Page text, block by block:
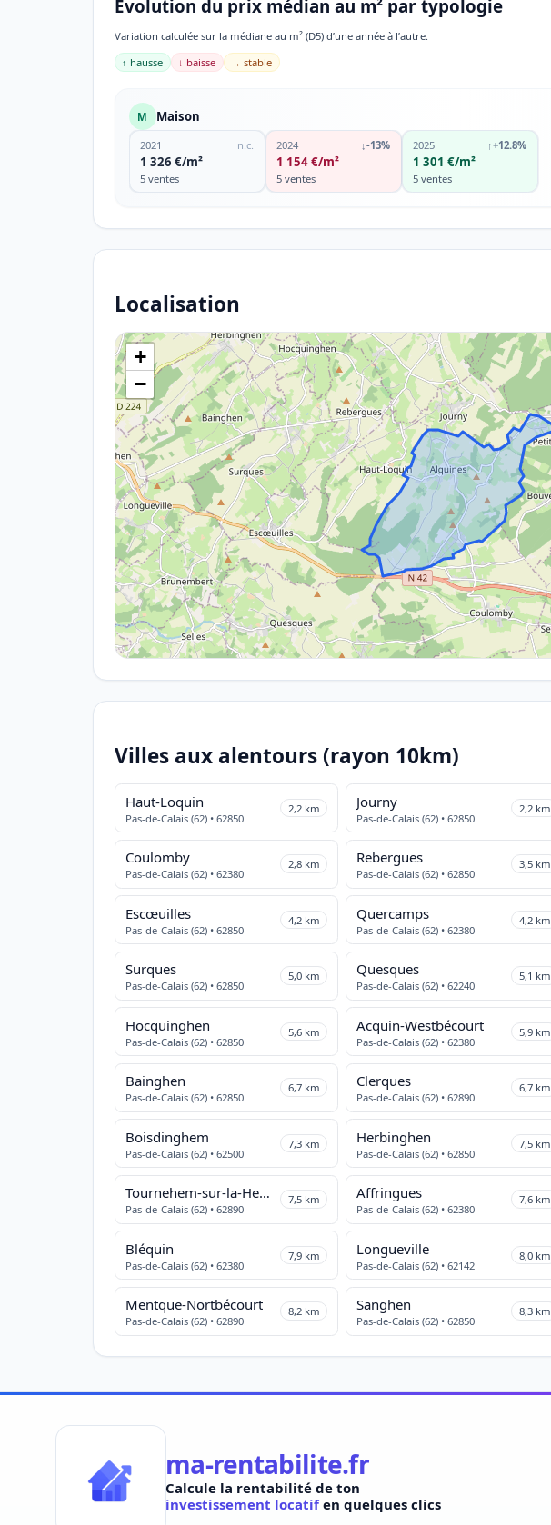
Évolution du prix médian au m² par typologie
Variation calculée sur la médiane au m² (D5) d’une année à l’autre.
↑ hausse
↓ baisse → stable
M Maison
2021 n.c.
1 326 €/m²
5 ventes
2024 ↓-13%
1 154 €/m²
5 ventes
2025 ↑+12.8%
1 301 €/m²
5 ventes
Localisation
+
−
Villes aux alentours (rayon 10km)
Haut-Loquin
Pas-de-Calais (62) • 62850
2,2 km Journy
Pas-de-Calais (62) • 62850
2,2 km
Coulomby
Pas-de-Calais (62) • 62380
2,8 km Rebergues
Pas-de-Calais (62) • 62850
3,5 km
Escœuilles
Pas-de-Calais (62) • 62850
4,2 km Quercamps
Pas-de-Calais (62) • 62380
4,2 km
Surques
Pas-de-Calais (62) • 62850
5,0 km Quesques
Pas-de-Calais (62) • 62240
5,1 km
Hocquinghen
Pas-de-Calais (62) • 62850
5,6 km Acquin-Westbécourt
Pas-de-Calais (62) • 62380
5,9 km
Bainghen
Pas-de-Calais (62) • 62850
6,7 km Clerques
Pas-de-Calais (62) • 62890
6,7 km
Boisdinghem
Pas-de-Calais (62) • 62500
7,3 km Herbinghen
Pas-de-Calais (62) • 62850
7,5 km
Tournehem-sur-la-Hem
Pas-de-Calais (62) • 62890
7,5 km Affringues
Pas-de-Calais (62) • 62380
7,6 km
Bléquin
Pas-de-Calais (62) • 62380
7,9 km Longueville
Pas-de-Calais (62) • 62142
8,0 km
Mentque-Nortbécourt
Pas-de-Calais (62) • 62890
8,2 km Sanghen
Pas-de-Calais (62) • 62850
8,3 km
ma-rentabilite.fr
Calcule la rentabilité de ton
investissement locatifen quelques clics